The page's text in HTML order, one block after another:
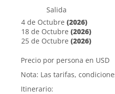
Salida
4 de Octubre (2026)
18 de Octubre (2026)
25 de Octubre (2026)
Precio por persona en USD
Nota: Las tarifas,
Itinerario: